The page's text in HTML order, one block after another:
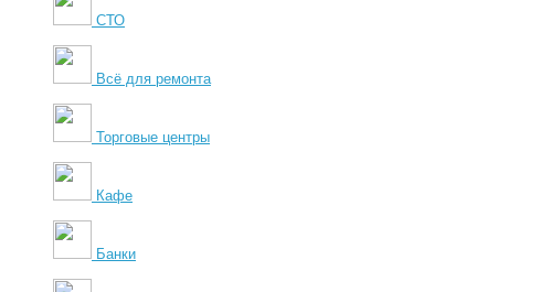
СТО
Всё для ремонта
Торговые центры
Кафе
Банки